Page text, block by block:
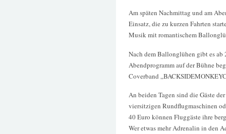
Am späten Nachmittag und am
Einsatz, die zu kurzen Fahrten
Musik mit romantischem
Nach dem Ballonglühen gibt es ab
Abendprogramm auf der Bühne
Coverband
An beiden Tagen sind die Gäste
viersitzigen Rundflugmaschinen
40 Euro können Fluggäste ihre
Wer etwas mehr Adrenalin in den